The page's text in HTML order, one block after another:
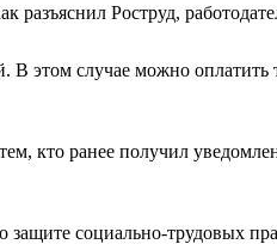
разъяснил Роструд,
этом случае можно
кто ранее получил
защите социально-трудовых